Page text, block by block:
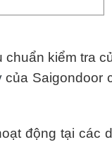
chuẩn kiểm tra
của Saigondoor
động tại các